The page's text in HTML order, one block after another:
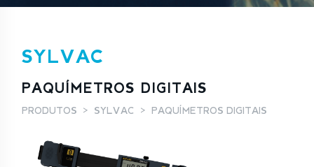
SYLVAC
PAQUÍMETROS DIGITAIS
PRODUTOS SYLVAC PAQUÍMETROS DIGITAIS